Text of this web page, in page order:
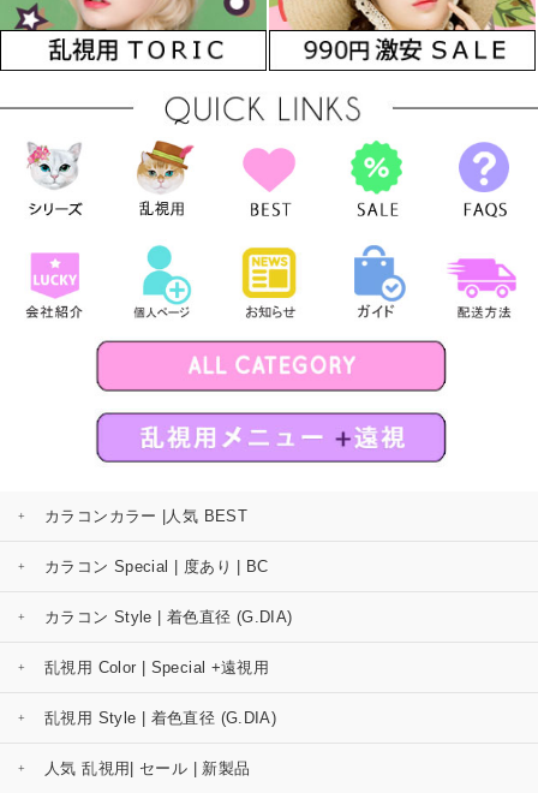
カラコンカラー |人気 BEST
カラコン Special | 度あり | BC
カラコン Style | 着色直径 (G.DIA)
乱視用 Color | Special +遠視用
乱視用 Style | 着色直径 (G.DIA)
人気 乱視用| セール | 新製品